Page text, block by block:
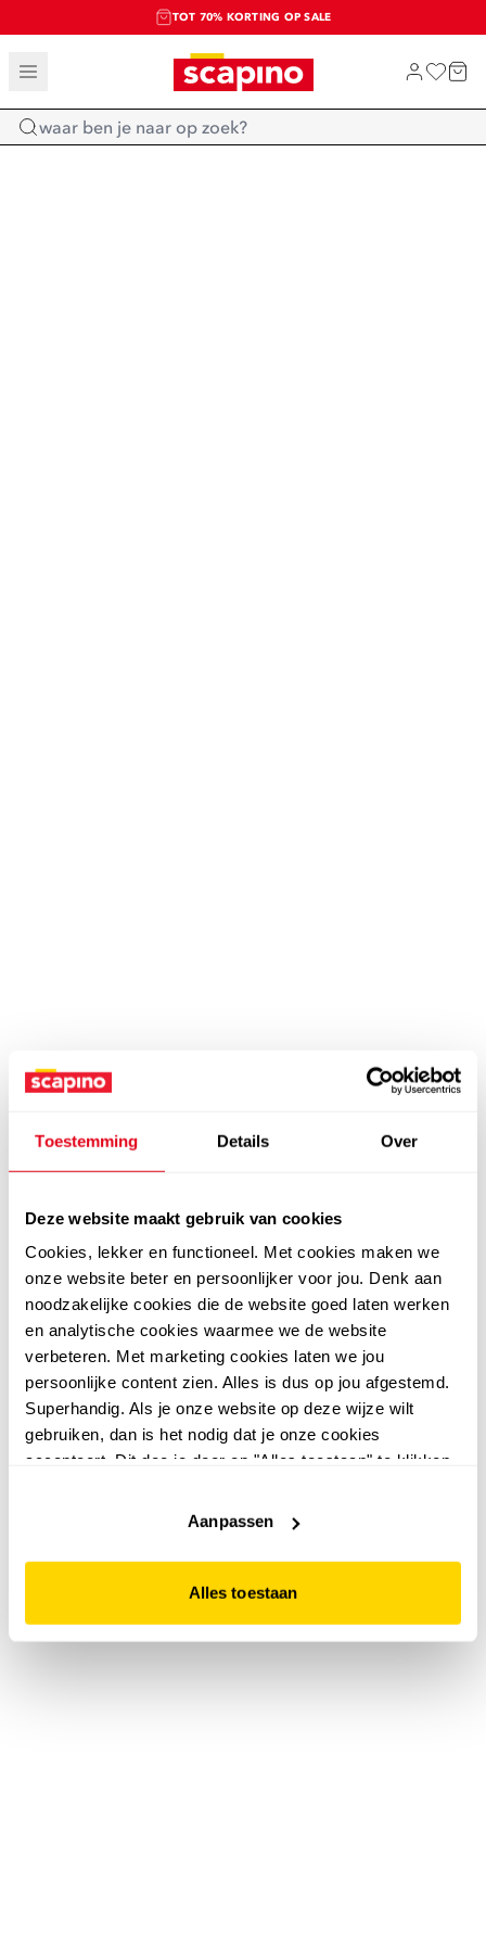
Toestemming Details Over
Deze website maakt gebruik van cookies
Cookies, lekker en functioneel. Met cookies maken we
onze website beter en persoonlijker voor jou. Denk aan
noodzakelijke cookies die de website goed laten werken
en analytische cookies waarmee we de website
verbeteren. Met marketing cookies laten we jou
persoonlijke content zien. Alles is dus op jou afgestemd.
Superhandig. Als je onze website op deze wijze wilt
gebruiken, dan is het nodig dat je onze cookies
accepteert. Dit doe je door op "Alles toestaan" te klikken.
website niet optimaal functioneert.
Aanpassen
Alles toestaan
TOT 70% KORTING OP SALE
SALE: LAATSTE KANS!
SHOP NIEUW
Home